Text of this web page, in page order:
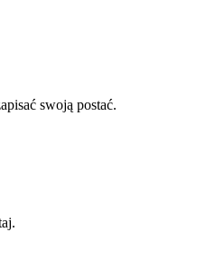
swoją postać.